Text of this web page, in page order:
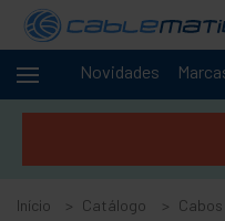
Novidades
Cabos -
Início Catálogo